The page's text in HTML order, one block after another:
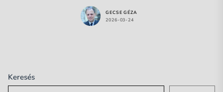
GECSE GÉZA
2026-03-24
Keresés